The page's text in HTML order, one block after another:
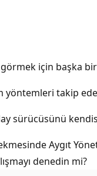
görmek için başka
yöntemleri takip
sürücüsünü
Aygıt
denedin mi?